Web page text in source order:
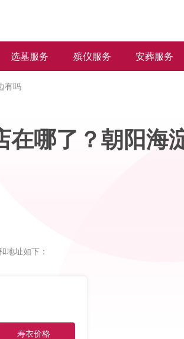
选墓服务 殡仪服务 安葬服务
有吗
在哪了？朝阳海
地址如下：
寿衣价格